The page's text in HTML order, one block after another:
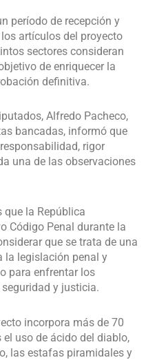
período de recepción y
artículos del proyecto
sectores consideran
de enriquecer la
definitiva.
Alfredo Pacheco,
bancadas, informó que
rigor
una de las observaciones
que la República
Código Penal durante la
que se trata de una
la legislación penal y
para enfrentar los
y justicia.
incorpora más de 70
uso de ácido del diablo,
las estafas piramidales y